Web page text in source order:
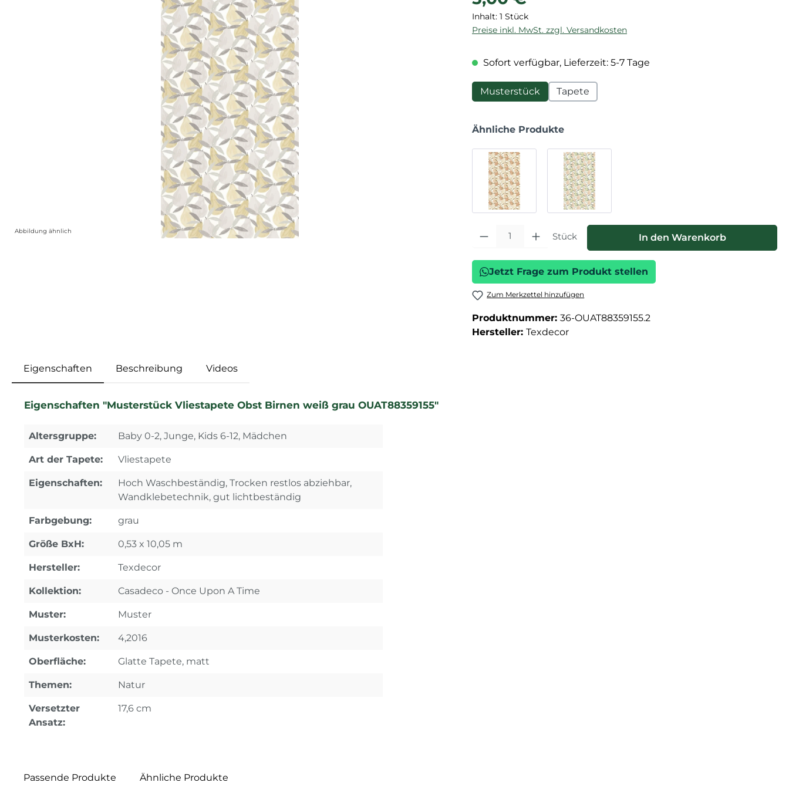
Abbildung ähnlich
Inhalt: 1 Stück
Preise inkl. MwSt. zzgl. Versandkosten
Sofort verfügbar, Lieferzeit: 5-7 Tage
Musterstück Tapete
Ähnliche Produkte
Produkt Anzahl: Gib den gewünschten Wert ein oder benutze die
Stück In den Warenkorb
Jetzt Frage zum Produkt stellen
Zum Merkzettel hinzufügen
Produktnummer: 36-OUAT88359155.2
Hersteller: Texdecor
Eigenschaften Beschreibung Videos
Eigenschaften "Musterstück Vliestapete Obst Birnen weiß grau OUAT88359155"
Altersgruppe: Baby 0-2, Junge, Kids 6-12, Mädchen
Art der Tapete: Vliestapete
Eigenschaften:
Hoch Waschbeständig, Trocken restlos abziehbar,
Wandklebetechnik, gut lichtbeständig
Farbgebung: grau
Größe BxH: 0,53 x 10,05 m
Hersteller: Texdecor
Kollektion: Casadeco - Once Upon A Time
Muster: Muster
Musterkosten: 4,2016
Oberfläche: Glatte Tapete, matt
Themen: Natur
Versetzter
Ansatz:
17,6 cm
Passende Produkte Ähnliche Produkte